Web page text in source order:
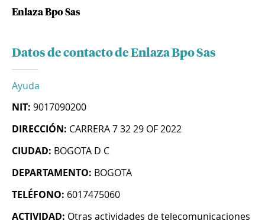
Enlaza Bpo Sas
Datos de contacto de Enlaza Bpo Sas
Ayuda
NIT: 9017090200
DIRECCIÓN: CARRERA 7 32 29 OF 2022
CIUDAD: BOGOTA D C
DEPARTAMENTO: BOGOTA
TELÉFONO: 6017475060
ACTIVIDAD: Otras actividades de telecomunicaciones